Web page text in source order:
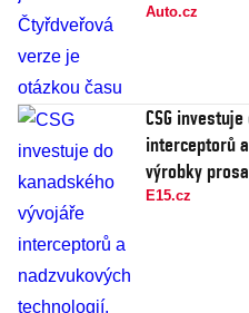
Auto.cz
CSG
interceptorů
výrobky
E15.cz